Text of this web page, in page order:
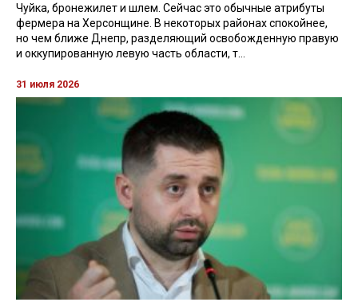
Чуйка, бронежилет и шлем. Сейчас это обычные атрибуты
фермера на Херсонщине. В некоторых районах спокойнее,
но чем ближе Днепр, разделяющий освобожденную правую
и оккупированную левую часть области, т...
31 июля 2026